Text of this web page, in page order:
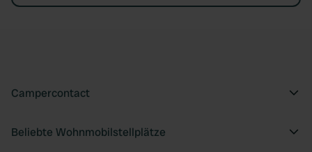
Campercontact
Beliebte Wohnmobilstellplätze